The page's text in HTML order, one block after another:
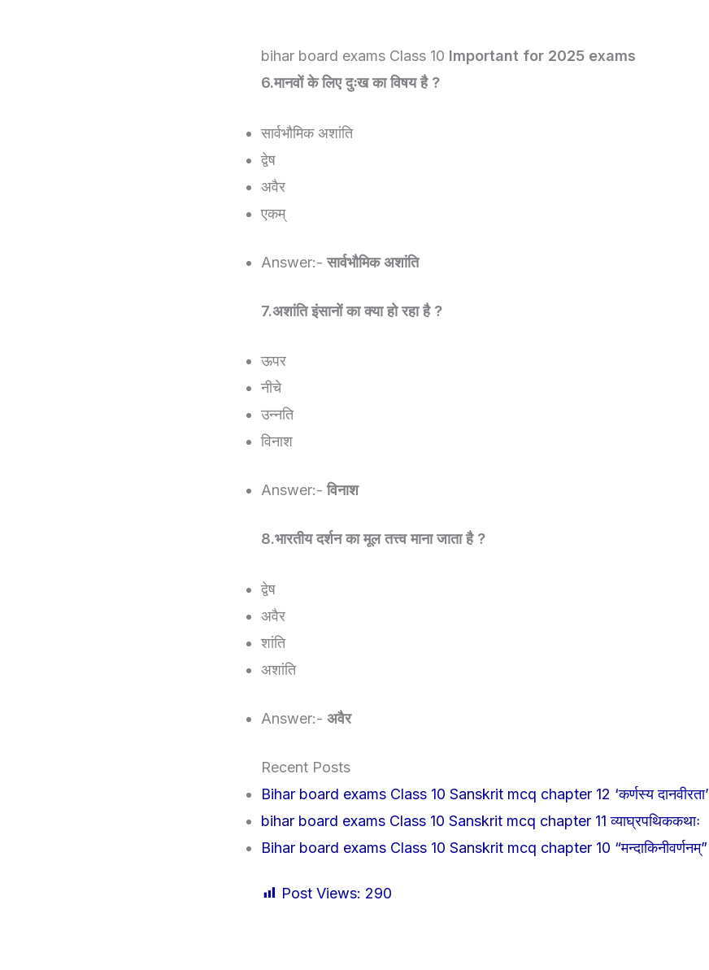
bihar board exams Class 10 Important for 2025 exams
6.मानवों के लिए दुःख का विषय है ?
सार्वभौमिक अशांति
द्वेष
अवैर
एकम्
Answer:-सार्वभौमिक अशांति
7.अशांति इंसानों का क्या हो रहा है ?
ऊपर
नीचे
उन्नति
विनाश
Answer:- विनाश
8.भारतीय दर्शन का मूल तत्त्व माना जाता है ?
द्वेष
अवैर
शांति
अशांति
Answer:- अवैर
Recent Posts
Bihar board exams Class 10 Sanskrit mcq chapter 12 ‘कर्णस्य दानवीरता’
bihar board exams Class 10 Sanskrit mcq chapter 11 व्याघ्रपथिककथाः
Bihar board exams Class 10 Sanskrit mcq chapter 10 “मन्दाकिनीवर्णनम्”
Post Views: 290